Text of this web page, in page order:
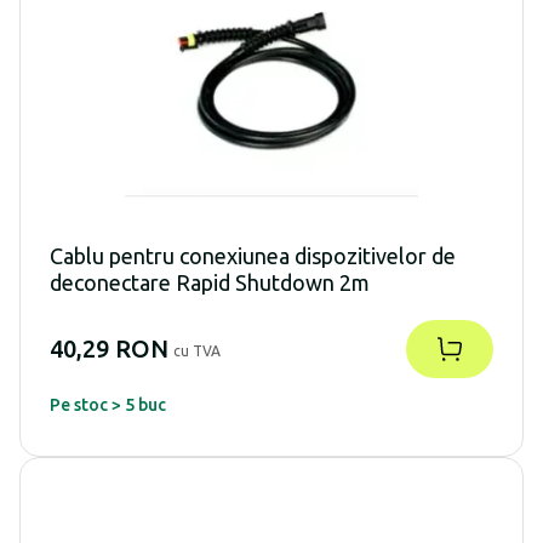
Cablu pentru conexiunea dispozitivelor de
deconectare Rapid Shutdown 2m
40,29 RON cu TVA
Pe stoc > 5 buc